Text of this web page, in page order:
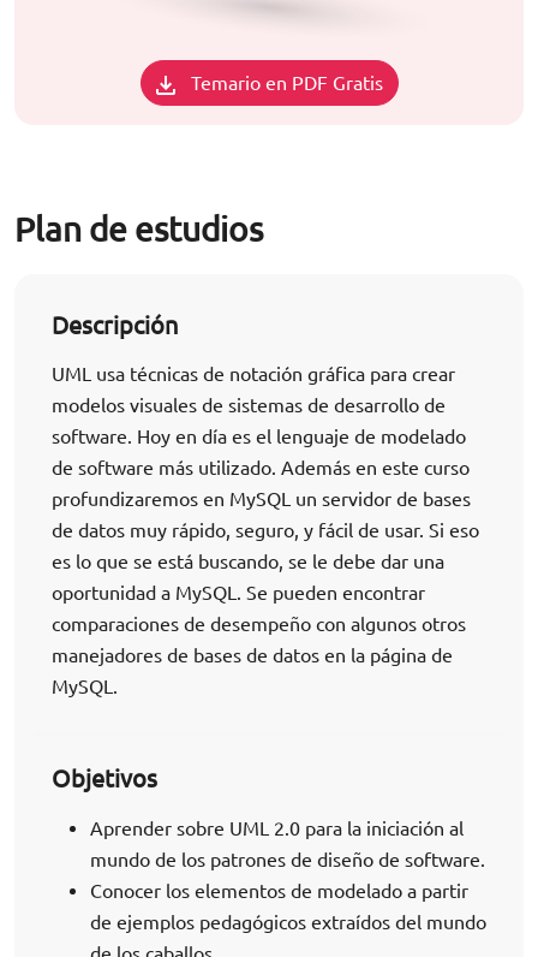
Temario en PDF Gratis
Plan de estudios
Descripción
UML usa técnicas de notación gráfica para crear
modelos visuales de sistemas de desarrollo de
software. Hoy en día es el lenguaje de modelado
de software más utilizado. Además en este curso
profundizaremos en MySQL un servidor de bases
de datos muy rápido, seguro, y fácil de usar. Si eso
es lo que se está buscando, se le debe dar una
oportunidad a MySQL. Se pueden encontrar
comparaciones de desempeño con algunos otros
manejadores de bases de datos en la página de
MySQL.
Objetivos
Aprender sobre UML 2.0 para la iniciación al
mundo de los patrones de diseño de software.
Conocer los elementos de modelado a partir
de ejemplos pedagógicos extraídos del mundo